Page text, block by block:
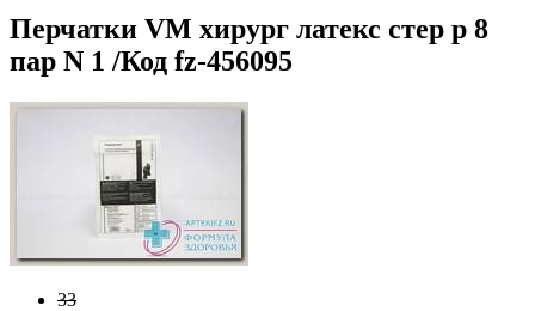
Перчатки VM хирург латекс стер р 8
пар N 1 /Код fz-456095
33